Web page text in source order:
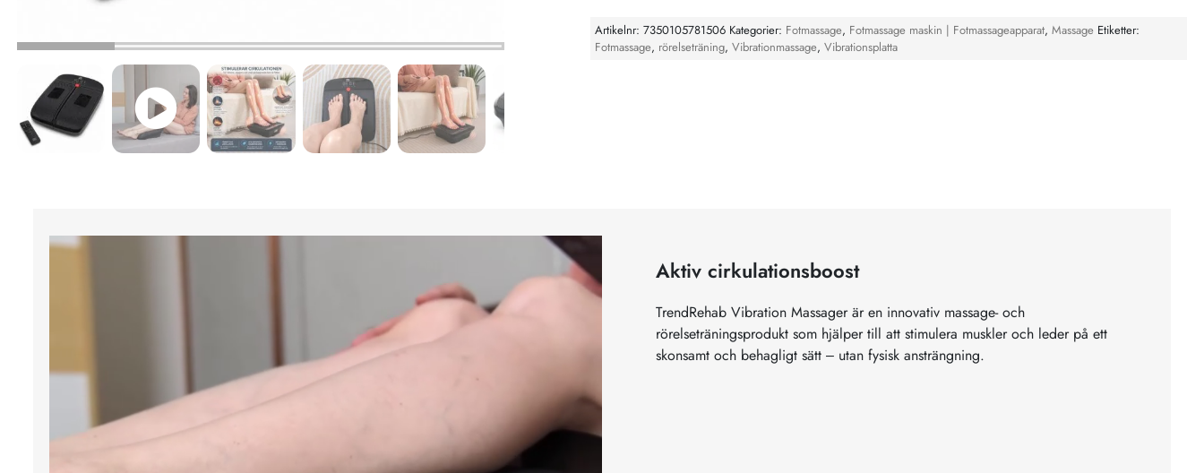
Artikelnr:7350105781506 Kategorier: Fotmassage, Fotmassage maskin | Fotmassageapparat,Massage Etiketter:
Fotmassage, rörelseträning,Vibrationmassage,Vibrationsplatta
Aktiv cirkulationsboost
TrendRehab Vibration Massager är en innovativ massage- och
rörelseträningsprodukt som hjälper till att stimulera muskler och leder på ett
skonsamt och behagligt sätt – utan fysisk ansträngning.